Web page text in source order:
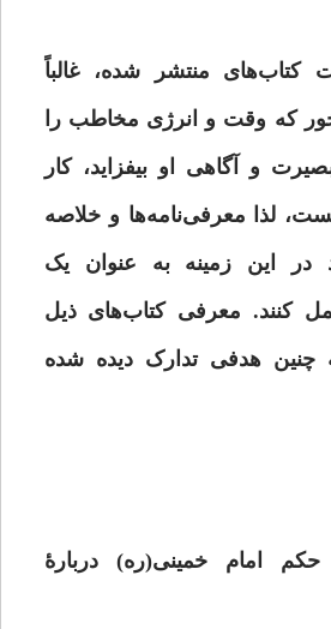
کتاب‌های منتشر شده، غالباً
که وقت و انرژی مخاطب را
و آگاهی او بیفزاید، کار
لذا معرفی‌نامه‌ها و خلاصه
در این زمینه به عنوان یک
کنند. معرفی‌ کتاب‌های ذیل
چنین هدفی تدارک دیده شده
امام خمینی(ره) دربارۀ